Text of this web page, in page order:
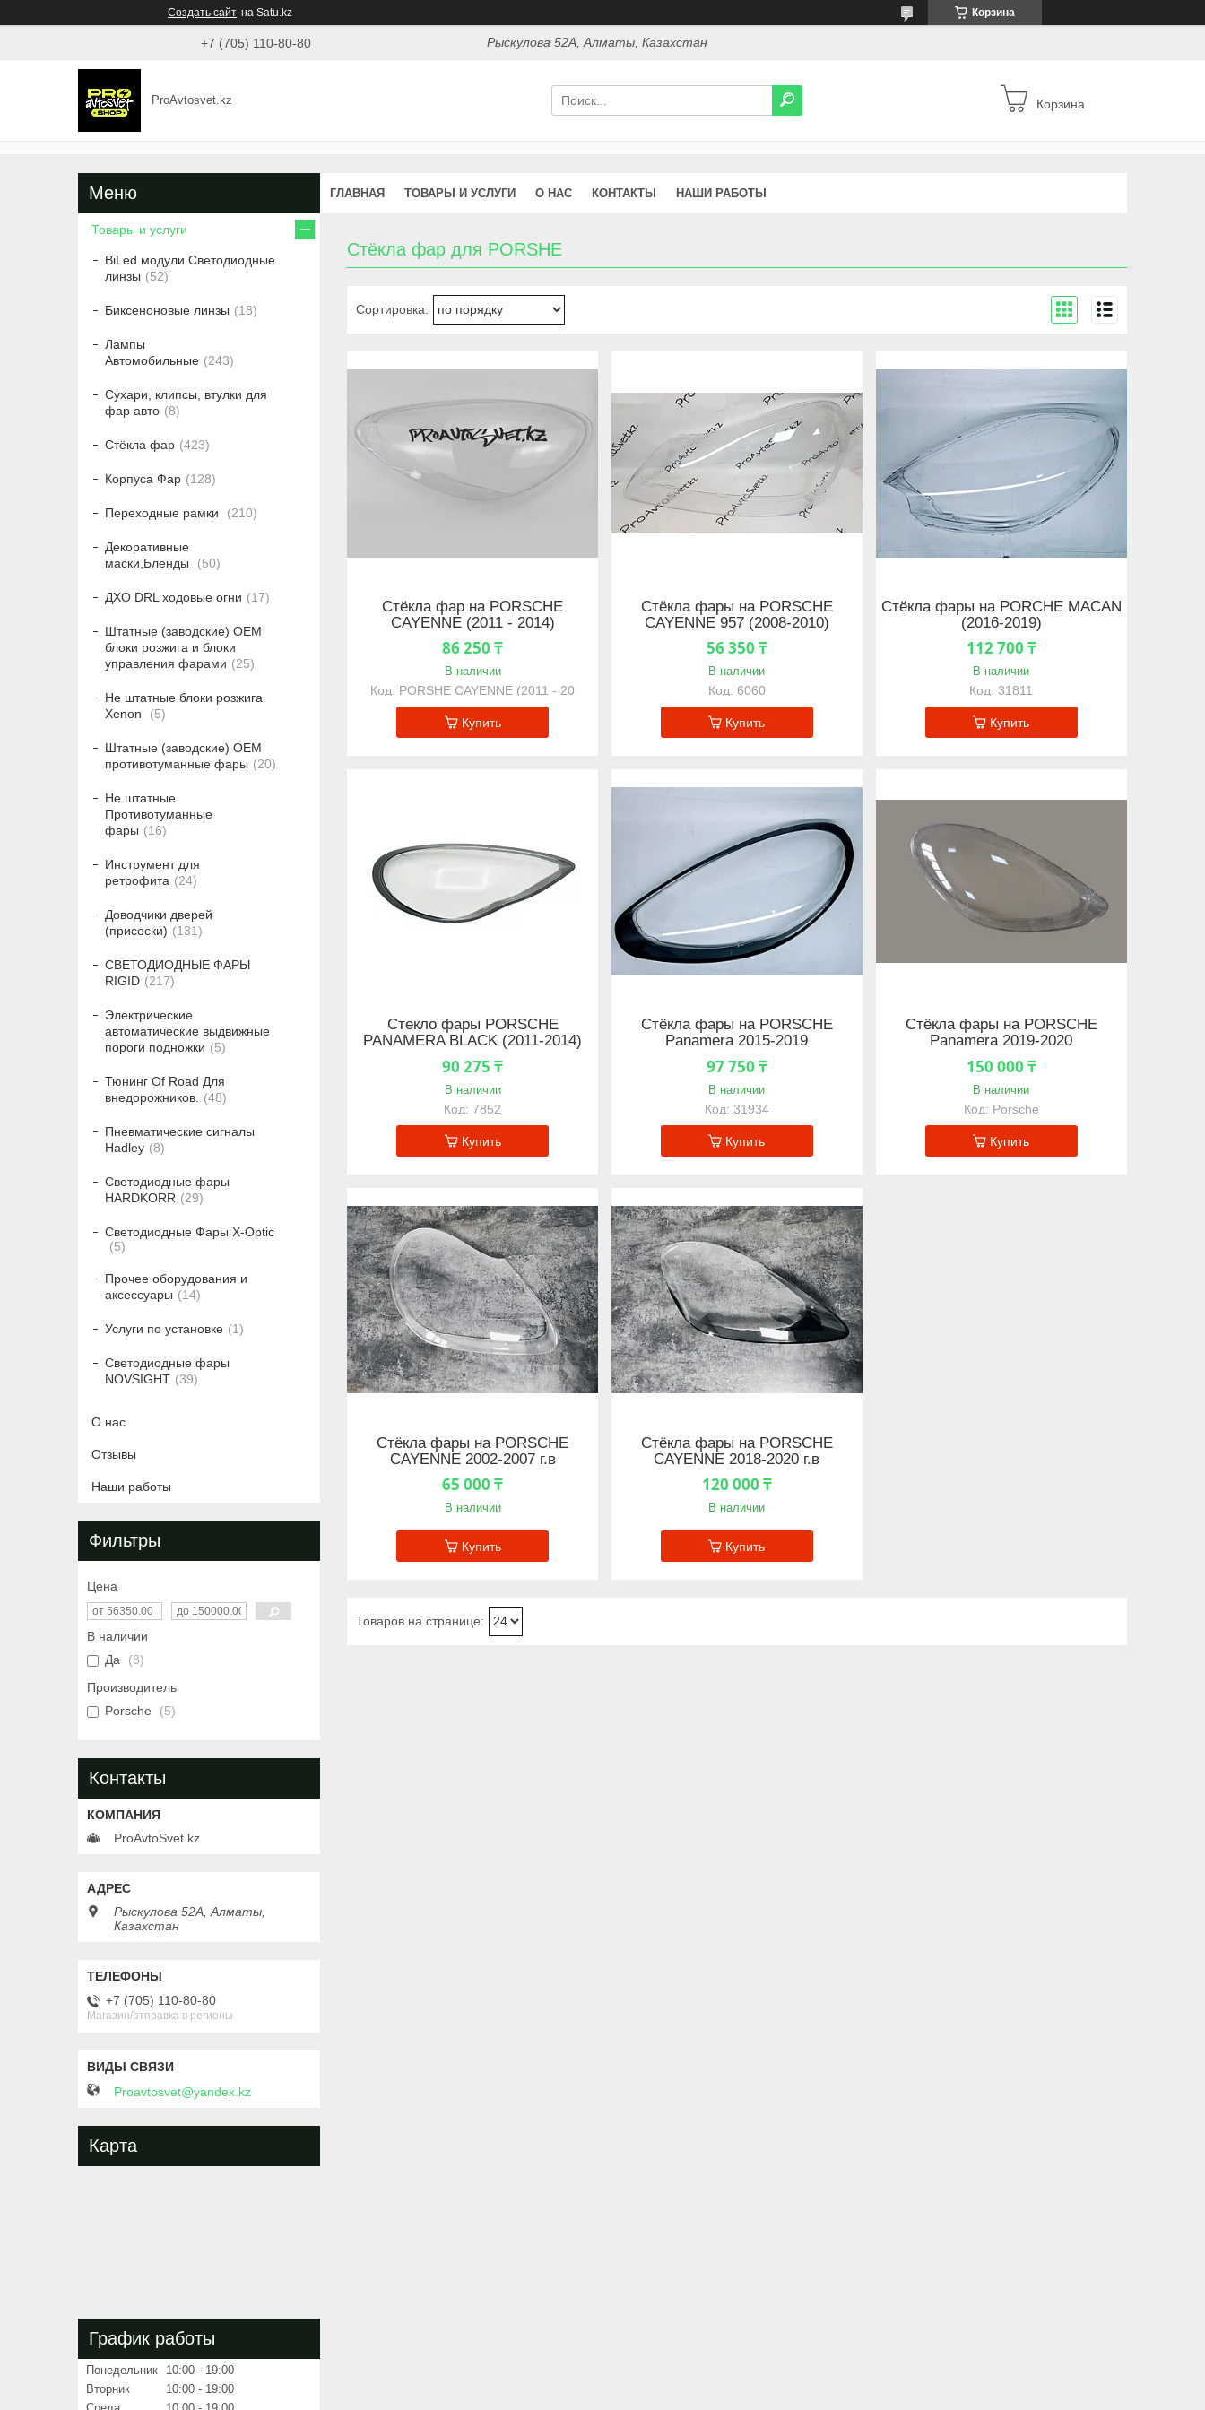
Создать сайт на Satu.kz Корзина
+7 (705) 110-80-80 Рыскулова 52А, Алматы, Казахстан
ProAvtosvet.kz Корзина
ГЛАВНАЯ ТОВАРЫ И УСЛУГИ О НАС КОНТАКТЫ НАШИ РАБОТЫ
Стёкла фар для PORSHE
Стёкла фар на PORSCHE
CAYENNE (2011 - 2014)
86 250 ₸
В наличии
PORSHE CAYENNE (2011 - 20
Купить
Стёкла фары на PORSCHE
CAYENNE 957 (2008-2010)
56 350 ₸
В наличии
6060
Купить
Стёкла фары на PORCHE MACAN
(2016-2019)
112 700 ₸
В наличии
31811
Купить
Стекло фары PORSCHE
PANAMERA BLACK (2011-2014)
90 275 ₸
В наличии
7852
Купить
Стёкла фары на PORSCHE
Panamera 2015-2019
97 750 ₸
В наличии
31934
Купить
Стёкла фары на PORSCHE
Panamera 2019-2020
150 000 ₸
В наличии
Porsche
Купить
Стёкла фары на PORSСHE
CAYENNE 2002-2007 г.в
65 000 ₸
В наличии
Купить
Стёкла фары на PORSСHE
CAYENNE 2018-2020 г.в
120 000 ₸
В наличии
Купить
Товары и услуги
BiLed модули Светодиодные
линзы
52
Биксеноновые линзы 18
Лампы
Автомобильные
243
Сухари, клипсы, втулки для
фар авто
8
Стёкла фар 423
Корпуса Фар 128
Переходные рамки 210
Декоративные
маски,Бленды
50
ДХО DRL ходовые огни 17
Штатные (заводские) OEM
блоки розжига и блоки
управления фарами
25
Не штатные блоки розжига
Xenon
5
Штатные (заводские) OEM
противотуманные фары
20
Не штатные
Противотуманные
фары
16
Инструмент для
ретрофита
24
Доводчики дверей
(присоски)
131
СВЕТОДИОДНЫЕ ФАРЫ
RIGID
217
Электрические
автоматические выдвижные
пороги подножки
5
Тюнинг Of Road Для
внедорожников.
48
Пневматические сигналы
Hadley
8
Светодиодные фары
HARDKORR
29
Светодиодные Фары X-Optic
5
Прочее оборудования и
аксессуары
14
Услуги по установке 1
Светодиодные фары
NOVSIGHT
39
О нас
Отзывы
Наши работы
Фильтры
Цена
В наличии
Да
8
Производитель
Porsche
5
Контакты
ProAvtoSvet.kz
Рыскулова 52А, Алматы,
Казахстан
+7 (705) 110-80-80
Магазин/отправка в регионы
Proavtosvet@yandex.kz
Карта
График работы
Понедельник 10:00
19:00
Вторник
10:00
19:00